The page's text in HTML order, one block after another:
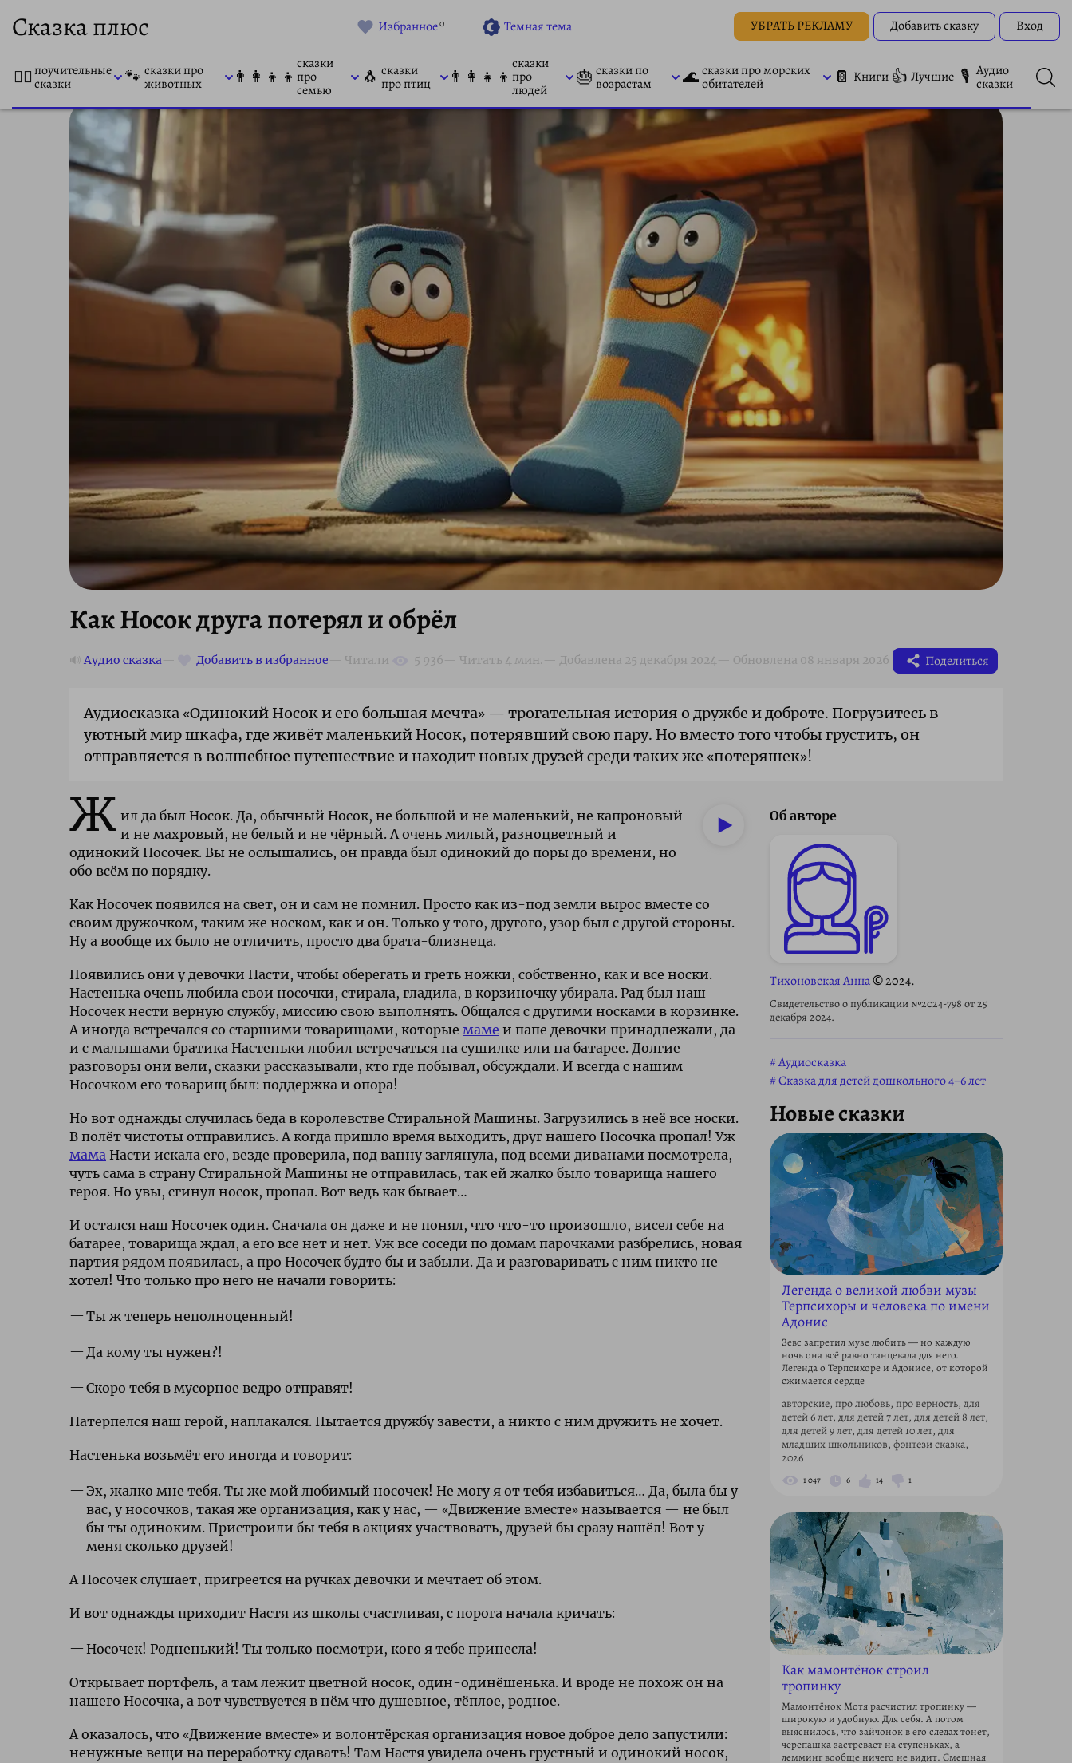
Сказка плюс Избранное0 Темная тема УБРАТЬ РЕКЛАМУ Добавить сказку Вход
👨‍⚕️поучительные
сказки 🐾 сказки про
животных 👨‍👩‍👦‍👦
сказки
про
семью
🐧 сказки
про птиц 👨‍👩‍👧‍👦
сказки
про
людей
🎂 сказки по
возрастам 🌊сказки про морских
обитателей 📔 Книги 👍 Лучшие 🎙 Аудио
сказки
Как Носок друга потерял и обрёл
🔊 Аудио сказка Поделиться
Аудиосказка «Одинокий Носок и его большая мечта» — трогательная история о дружбе и доброте. Погрузитесь в
уютный мир шкафа, где живёт маленький Носок, потерявший свою пару. Но вместо того чтобы грустить, он
отправляется в волшебное путешествие и находит новых друзей среди таких же «потеряшек»!
Ж ил да был Носок. Да, обычный Носок, не большой и не маленький, не капроновый
и не махровый, не белый и не чёрный. А очень милый, разноцветный и
одинокий Носочек. Вы не ослышались, он правда был одинокий до поры до времени, но
обо всём по порядку.
Как Носочек появился на свет, он и сам не помнил. Просто как из-под земли вырос вместе со
своим дружочком, таким же носком, как и он. Только у того, другого, узор был с другой стороны.
Ну а вообще их было не отличить, просто два брата-близнеца.
Появились они у девочки Насти, чтобы оберегать и греть ножки, собственно, как и все носки.
Настенька очень любила свои носочки, стирала, гладила, в корзиночку убирала. Рад был наш
Носочек нести верную службу, миссию свою выполнять. Общался с другими носками в корзинке.
А иногда встречался со старшими товарищами, которые маме и папе девочки принадлежали, да
и с малышами братика Настеньки любил встречаться на сушилке или на батарее. Долгие
разговоры они вели, сказки рассказывали, кто где побывал, обсуждали. И всегда с нашим
Носочком его товарищ был: поддержка и опора!
Но вот однажды случилась беда в королевстве Стиральной Машины. Загрузились в неё все носки.
В полёт чистоты отправились. А когда пришло время выходить, друг нашего Носочка пропал! Уж
мама Насти искала его, везде проверила, под ванну заглянула, под всеми диванами посмотрела,
чуть сама в страну Стиральной Машины не отправилась, так ей жалко было товарища нашего
героя. Но увы, сгинул носок, пропал. Вот ведь как бывает…
И остался наш Носочек один. Сначала он даже и не понял, что что-то произошло, висел себе на
батарее, товарища ждал, а его все нет и нет. Уж все соседи по домам парочками разбрелись, новая
партия рядом появилась, а про Носочек будто бы и забыли. Да и разговаривать с ним никто не
хотел! Что только про него не начали говорить:
Ты ж теперь неполноценный!
Да кому ты нужен?!
Скоро тебя в мусорное ведро отправят!
Натерпелся наш герой, наплакался. Пытается дружбу завести, а никто с ним дружить не хочет.
Настенька возьмёт его иногда и говорит:
Эх, жалко мне тебя. Ты же мой любимый носочек! Не могу я от тебя избавиться… Да, была бы у
вас, у носочков, такая же организация, как у нас, — «Движение вместе» называется — не был
бы ты одиноким. Пристроили бы тебя в акциях участвовать, друзей бы сразу нашёл! Вот у
меня сколько друзей!
А Носочек слушает, пригреется на ручках девочки и мечтает об этом.
И вот однажды приходит Настя из школы счастливая, с порога начала кричать:
Носочек! Родненький! Ты только посмотри, кого я тебе принесла!
Открывает портфель, а там лежит цветной носок, один-одинёшенька. И вроде не похож он на
нашего Носочка, а вот чувствуется в нём что душевное, тёплое, родное.
А оказалось, что «Движение вместе» и волонтёрская организация новое доброе дело запустили:
ненужные вещи на переработку сдавать! Там Настя увидела очень грустный и одинокий носок,
Об авторе
Тихоновская Анна© 2024.
Свидетельство о публикации №2024-798 от 25
декабря 2024.
Аудиосказка
Сказка для детей дошкольного 4–6 лет
Новые сказки
Легенда о великой любви музы
Терпсихоры и человека по имени
Адонис
Зевс запретил музе любить — но каждую
ночь она всё равно танцевала для него.
Легенда о Терпсихоре и Адонисе, от которой
сжимается сердце
авторские, про любовь, про верность, для
детей 6 лет, для детей 7 лет, для детей 8 лет,
для детей 9 лет, для детей 10 лет, для
младших школьников, фэнтези сказка,
2026
1 047 6 14 1
Как мамонтёнок строил
тропинку
Мамонтёнок Мотя расчистил тропинку —
широкую и удобную. Для себя. А потом
выяснилось, что зайчонок в его следах тонет,
черепашка застревает на ступеньках, а
лемминг вообще ничего не видит. Смешная